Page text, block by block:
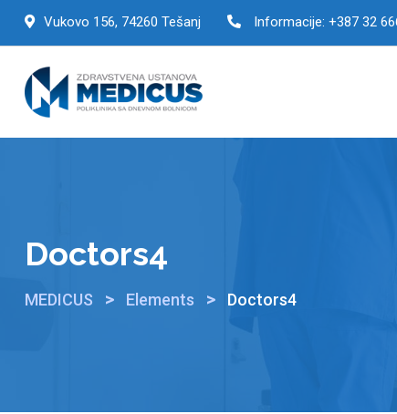
Vukovo 156, 74260 Tešanj Informacije: +387 32
Doctors4
MEDICUS > Elements > Doctors4